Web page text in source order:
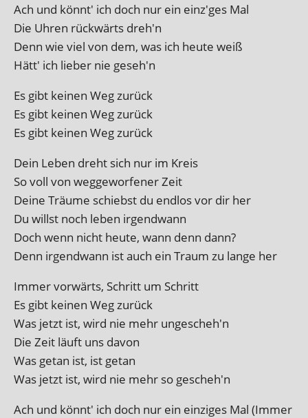
Ach und kön­nt' ich doch nur ein einz'ges Mal
Die Uhren rück­wärts dreh'n
Denn wie viel von dem, was ich heute weiß
Hätt' ich lieber nie geseh'n
Es gibt kein­en Weg zurück
Es gibt kein­en Weg zurück
Es gibt kein­en Weg zurück
Dein Leben dre­ht sich nur im Kreis
So voll von wegge­wor­fen­er Zeit
Deine Träume schiebst du end­los vor dir her
Du willst noch leben irgendwann
Doch wenn nicht heute, wann denn dann?
Denn irgend­wann ist auch ein Traum zu lange her
Immer vor­wärts, Schritt um Schritt
Es gibt kein­en Weg zurück
Was jet­zt ist, wird nie mehr ungescheh'n
Die Zeit läuft uns davon
Was get­an ist, ist getan
Was jet­zt ist, wird nie mehr so gescheh'n
Ach und kön­nt' ich doch nur ein ein­ziges Mal (Immer